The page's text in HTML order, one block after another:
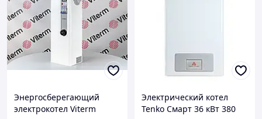
Энергосберегающий
электрокотел Viterm
Электрический котел
Tenko Смарт 36 кВт 380